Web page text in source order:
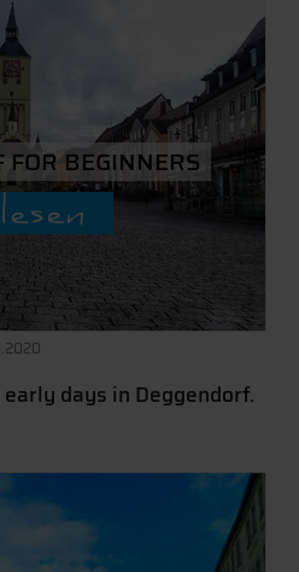
FOR BEGINNERS
days in Deggendorf.